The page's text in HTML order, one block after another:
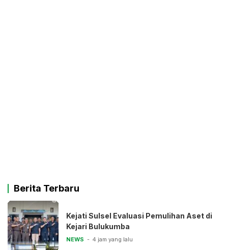
Berita Terbaru
Kejati Sulsel Evaluasi Pemulihan Aset di
Kejari Bulukumba
NEWS 4 jam yang lalu